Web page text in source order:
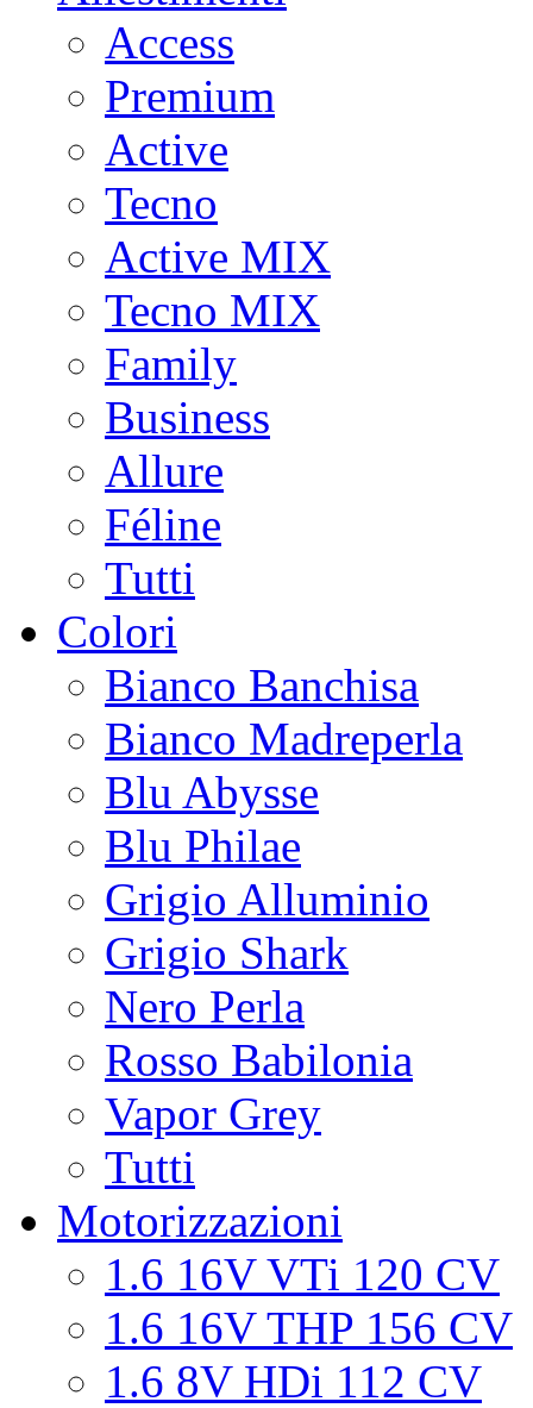
Access
Premium
Active
Tecno
Active MIX
Tecno MIX
Family
Business
Allure
Féline
Tutti
Colori
Bianco Banchisa
Bianco Madreperla
Blu Abysse
Blu Philae
Grigio Alluminio
Grigio Shark
Nero Perla
Rosso Babilonia
Vapor Grey
Tutti
Motorizzazioni
1.6 16V VTi 120 CV
1.6 16V THP 156 CV
1.6 8V HDi 112 CV